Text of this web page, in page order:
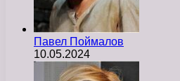
Павел Поймалов
10.05.2024